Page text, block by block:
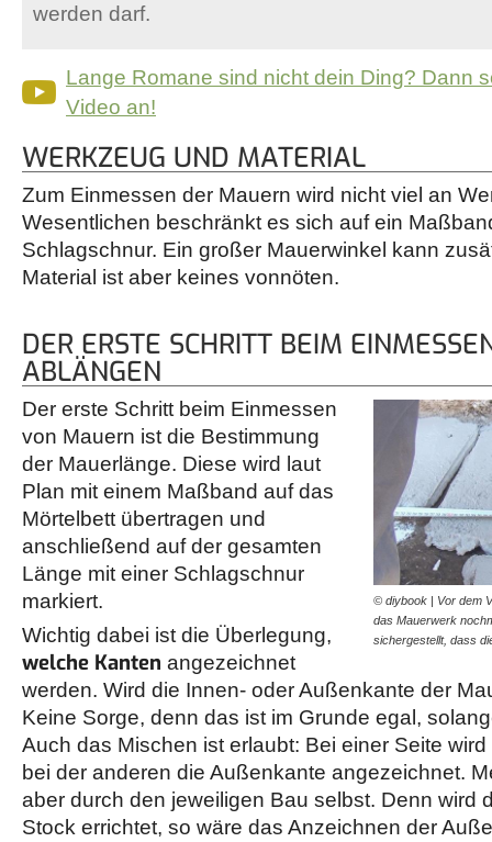
werden darf.
Lange Romane sind nicht dein Ding? Dann
Video an!
WERKZEUG UND MATERIAL
Zum Einmessen der Mauern wird nicht viel an
Wesentlichen beschränkt es sich auf ein
Schlagschnur. Ein großer Mauerwinkel kann
Material ist aber keines vonnöten.
DER ERSTE SCHRITT BEIM
ABLÄNGEN
© diybook | Vor dem
das Mauerwerk
sichergestellt, dass
Der erste Schritt beim Einmessen
von Mauern ist die Bestimmung
der Mauerlänge. Diese wird laut
Plan mit einem Maßband auf das
Mörtelbett übertragen und
anschließend auf der gesamten
Länge mit einer Schlagschnur
markiert.
Wichtig dabei ist die Überlegung,
welche Kanten angezeichnet
werden. Wird die Innen- oder Außenkante der
Keine Sorge, denn das ist im Grunde egal,
Auch das Mischen ist erlaubt: Bei einer Seite
bei der anderen die Außenkante angezeichnet.
aber durch den jeweiligen Bau selbst. Denn wird
Stock errichtet, so wäre das Anzeichnen der